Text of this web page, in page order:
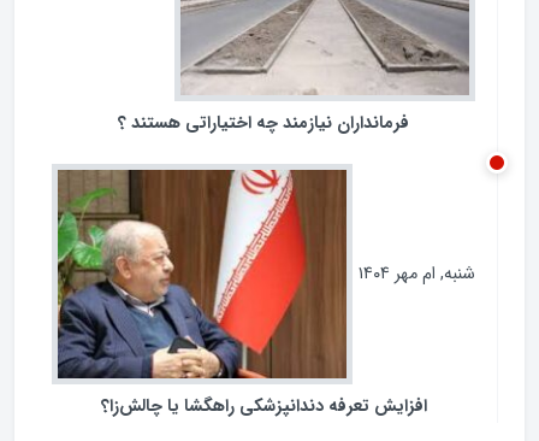
فرمانداران نیازمند چه اختیاراتی هستند ؟